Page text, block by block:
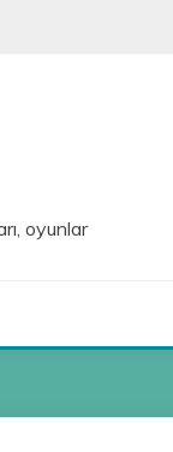
oyunlar